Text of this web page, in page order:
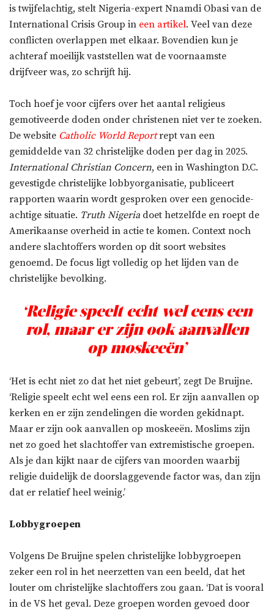
is twijfelachtig, stelt Nigeria-expert Nnamdi Obasi van de
International Crisis Group in een artikel. Veel van deze
conflicten overlappen met elkaar. Bovendien kun je
achteraf moeilijk vaststellen wat de voornaamste
drijfveer was, zo schrijft hij.
Toch hoef je voor cijfers over het aantal religieus
gemotiveerde doden onder christenen niet ver te zoeken.
De website Catholic World Reportrept van een
gemiddelde van 32 christelijke doden per dag in 2025.
International Christian Concern, een in Washington D.C.
gevestigde christelijke lobbyorganisatie, publiceert
rapporten waarin wordt gesproken over een genocide-
achtige situatie. Truth Nigeria doet hetzelfde en roept de
Amerikaanse overheid in actie te komen. Context noch
andere slachtoffers worden op dit soort websites
genoemd. De focus ligt volledig op het lijden van de
christelijke bevolking.
‘Religie speelt echt wel eens een
rol, maar er zijn ook aanvallen
op moskeeën’
‘Het is echt niet zo dat het niet gebeurt’, zegt De Bruijne.
‘Religie speelt echt wel eens een rol. Er zijn aanvallen op
kerken en er zijn zendelingen die worden gekidnapt.
Maar er zijn ook aanvallen op moskeeën. Moslims zijn
net zo goed het slachtoffer van extremistische groepen.
Als je dan kijkt naar de cijfers van moorden waarbij
religie duidelijk de doorslaggevende factor was, dan zijn
dat er relatief heel weinig.’
Lobbygroepen
Volgens De Bruijne spelen christelijke lobbygroepen
zeker een rol in het neerzetten van een beeld, dat het
louter om christelijke slachtoffers zou gaan. ‘Dat is vooral
in de VS het geval. Deze groepen worden gevoed door